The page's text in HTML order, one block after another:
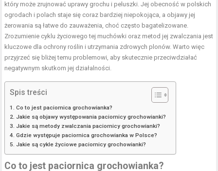
który może zrujnować uprawy grochu i peluszki. Jej obecność w polskich
ogrodach i polach staje się coraz bardziej niepokojąca, a objawy jej
żerowania są łatwe do zauważenia, choć często bagatelizowane.
Zrozumienie cyklu życiowego tej muchówki oraz metod jej zwalczania jest
kluczowe dla ochrony roślin i utrzymania zdrowych plonów. Warto więc
przyjrzeć się bliżej temu problemowi, aby skutecznie przeciwdziałać
negatywnym skutkom jej działalności.
Spis treści
Co to jest paciornica grochowianka?
Jakie są objawy występowania paciornicy grochowianki?
Jakie są metody zwalczania paciornicy grochowianki?
Gdzie występuje paciornica grochowianka w Polsce?
Jakie są cykle życiowe paciornicy grochowianki?
Co to jest paciornica grochowianka?